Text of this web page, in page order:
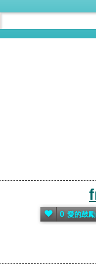
0 愛的鼓勵